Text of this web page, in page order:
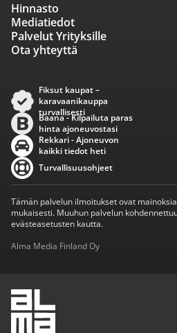
Hinnasto
Mediatiedot
Palvelut Yrityksille
Ota yhteyttä
Fiksut kaupat –
karavaanikauppa
turvallisesti
Baana - Kilpailuta paras
hinta ajoneuvostasi
Rekkari - Ajoneuvon
kaikki tiedot heti
Turvallisuusohjeet
Tämän palvelun ilmoitukset ovat
mukaisesti. Muuhun palvelun
evästeasetusten kautta.
Alma Media Finland Oy